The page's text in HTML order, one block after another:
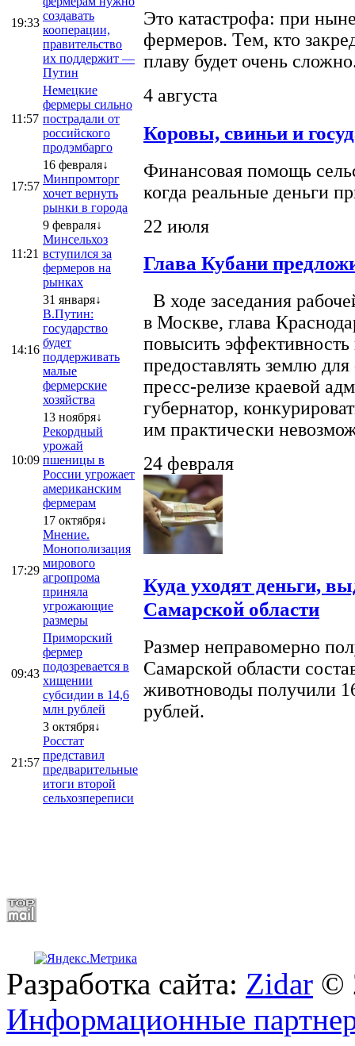
19:33
создавать
кооперации,
правительство
их поддержит —
Путин
11:57
Немецкие
фермеры сильно
пострадали от
российского
продэмбарго
17:57
16 февраля↓
Минпромторг
хочет вернуть
рынки в города
11:21
9 февраля↓
Минсельхоз
вступился за
фермеров на
рынках
14:16
31 января↓
В.Путин:
государство
будет
поддерживать
малые
фермерские
хозяйства
10:09
13 ноября↓
Рекордный
урожай
пшеницы в
России угрожает
американским
фермерам
17:29
17 октября↓
Мнение.
Монополизация
мирового
агропрома
приняла
угрожающие
размеры
09:43
Приморский
фермер
подозревается в
хищении
субсидии в 14,6
млн рублей
21:57
3 октября↓
Росстат
представил
предварительные
итоги второй
сельхозпереписи
Это катастрофа: при
фермеров. Тем, кто
плаву будет очень
4 августа
Коровы, свиньи и
Финансовая помощь
когда реальные деньги
22 июля
Глава Кубани
В ходе заседания
в Москве, глава
повысить эффективность
предоставлять землю
пресс-релизе краевой
губернатор,
им практически
24 февраля
Куда уходят деньги,
Самарской области
Размер неправомерно
Самарской области
животноводы получили
рублей.
Разработка сайта: Zidar ©
Информационные